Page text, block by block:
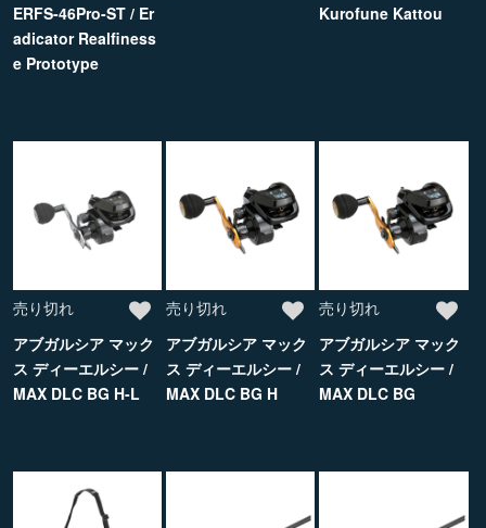
ERFS-46Pro-ST / Er
adicator Realfiness
e Prototype
Kurofune Kattou
売り切れ
アブガルシア マック
ス ディーエルシー /
MAX DLC BG H-L
売り切れ
アブガルシア マック
ス ディーエルシー /
MAX DLC BG H
売り切れ
アブガルシア マック
ス ディーエルシー /
MAX DLC BG